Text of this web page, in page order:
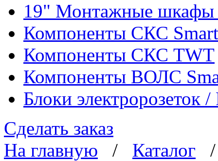
19" Монтажные шкафы
Компоненты СКС
Компоненты СКС TWT
Компоненты ВОЛС
Блоки электророзеток
Сделать заказ
На главную / Каталог